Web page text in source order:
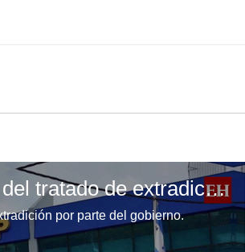
Cohep rechaza la denuncia del tratado de extradición por parte del gobierno
por parte del gobierno.